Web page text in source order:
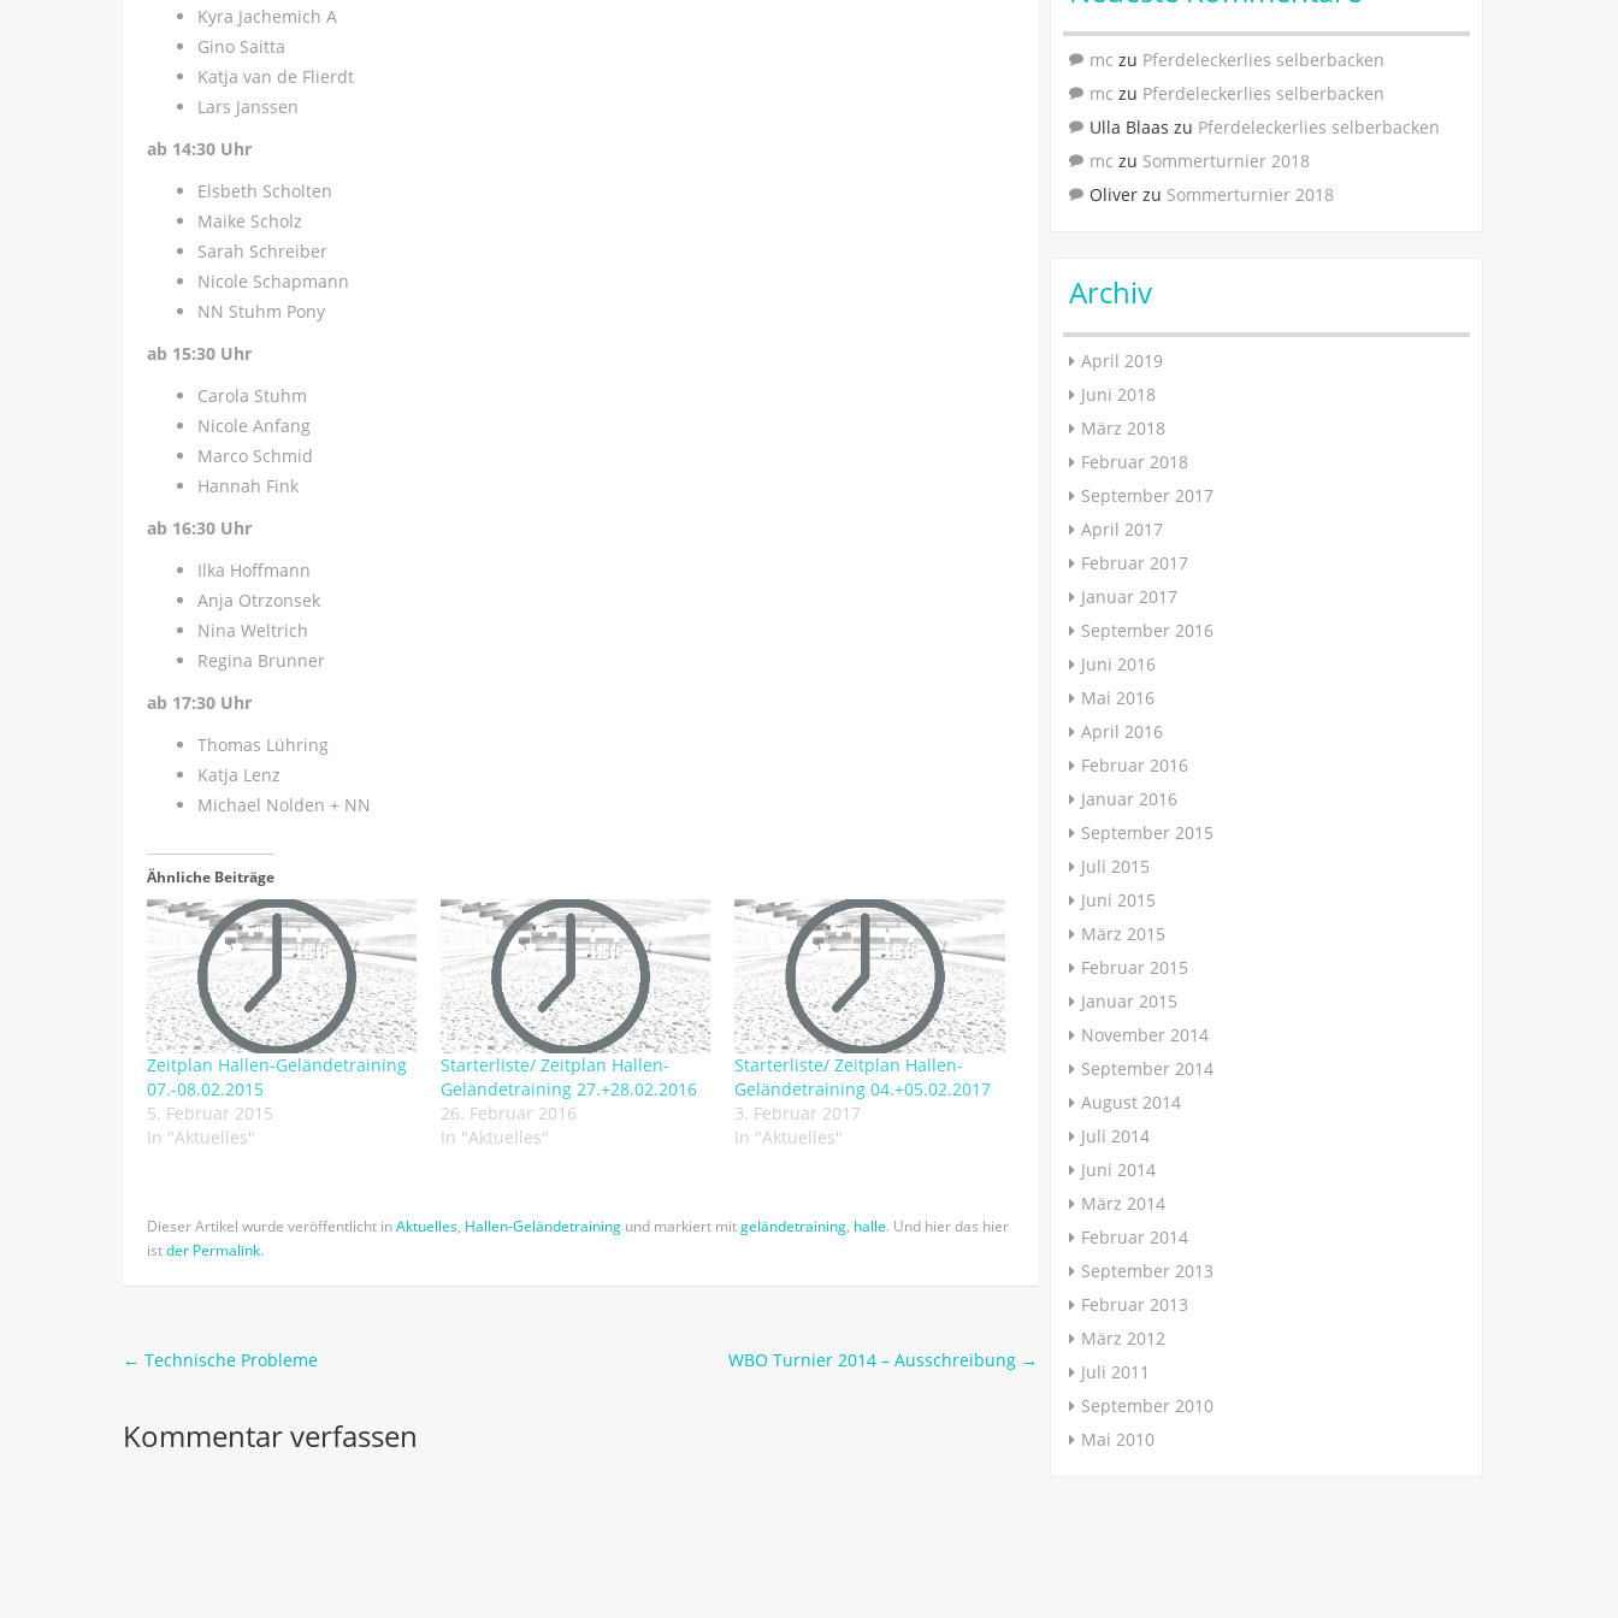
Kyra Jachemich A
Gino Saitta
Katja van de Flierdt
Lars Janssen
ab 14:30 Uhr
Elsbeth Scholten
Maike Scholz
Sarah Schreiber
Nicole Schapmann
NN Stuhm Pony
ab 15:30 Uhr
Carola Stuhm
Nicole Anfang
Marco Schmid
Hannah Fink
ab 16:30 Uhr
Ilka Hoffmann
Anja Otrzonsek
Nina Weltrich
Regina Brunner
ab 17:30 Uhr
Thomas Lühring
Katja Lenz
Michael Nolden + NN
Ähnliche Beiträge
Zeitplan Hallen-Geländetraining
07.-08.02.2015
5. Februar 2015
In "Aktuelles"
Starterliste/ Zeitplan Hallen-
Geländetraining 27.+28.02.2016
26. Februar 2016
In "Aktuelles"
Starterliste/ Zeitplan Hallen-
Geländetraining 04.+05.02.2017
3. Februar 2017
In "Aktuelles"
Dieser Artikel wurde veröffentlicht inAktuelles Hallen-Geländetraining und markiert mitgeländetraining halle. Und hier das hier
istder Permalink.
← Technische Probleme WBO Turnier 2014 – Ausschreibung →
Kommentar verfassen
mc zu Pferdeleckerlies selberbacken
mc zu Pferdeleckerlies selberbacken
Ulla Blaas zu Pferdeleckerlies selberbacken
mc zu Sommerturnier 2018
Oliver zu Sommerturnier 2018
Archiv
April 2019
Juni 2018
März 2018
Februar 2018
September 2017
April 2017
Februar 2017
Januar 2017
September 2016
Juni 2016
Mai 2016
April 2016
Februar 2016
Januar 2016
September 2015
Juli 2015
Juni 2015
März 2015
Februar 2015
Januar 2015
November 2014
September 2014
August 2014
Juli 2014
Juni 2014
März 2014
Februar 2014
September 2013
Februar 2013
März 2012
Juli 2011
September 2010
Mai 2010